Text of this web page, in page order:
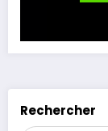
Rechercher